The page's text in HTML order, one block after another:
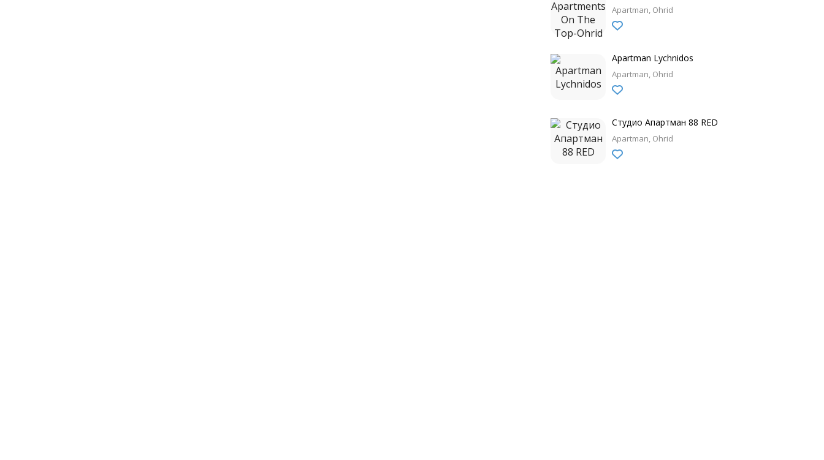
Apartman Ohrid
Apartman Lychnidos
Apartman Ohrid
Студио Апартман 88 RED
Apartman Ohrid